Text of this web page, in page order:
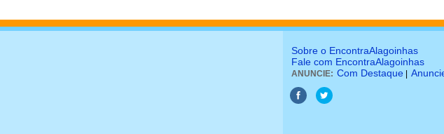
Sobre o EncontraAlagoinhas
Fale com EncontraAlagoinhas
ANUNCIE: Com Destaque